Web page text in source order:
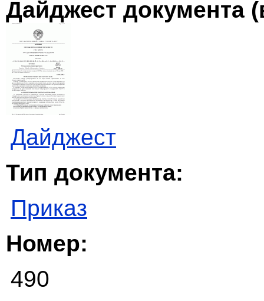
Дайджест документа
Дайджест
Тип документа:
Приказ
Номер:
490